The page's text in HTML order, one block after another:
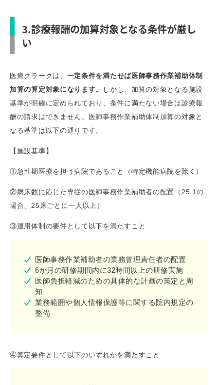
3.診療報酬の加算対象となる条件が厳し
い
医療クラークは、 一定条件を満たせば医師事務作業補助体制
加算の算定対象になります。
しかし、加算の対象となる施設
基準が明確に定められており、条件に満たない場合は診療報
酬の請求はできません。医師事務作業補助体制加算の対象と
なる基準は以下の通りです。
【施設基準】
①急性期医療を担う病院であること（特定機能病院を除く）
②病床数に応じた専従の医師事務作業補助者の配置（25:1の
場合、25床ごとに一人以上）
③運用体制の要件として以下を満たすこと
医師事務作業補助者の業務管理責任者の配置
6か月の研修期間内に32時間以上の研修実施
医師負担軽減のための具体的な計画の策定と周
知
業務範囲や個人情報保護等に関する院内規定の
整備
④算定要件として以下のいずれかを満たすこと